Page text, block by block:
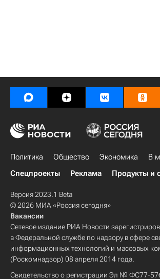
Политика Общество Экономика В
Спецпроекты
Реклама Продукты и
Версия 2023.1 Beta
© 2026 МИА «Россия сегодня»
Вакансии
Сетевое издание РИА Новости
в Федеральной службе по надзору в сфере
информационных технологий и массовых
(Роскомнадзор) 08 апреля 2014 года.
Свидетельство о регистрации Эл № ФС77-